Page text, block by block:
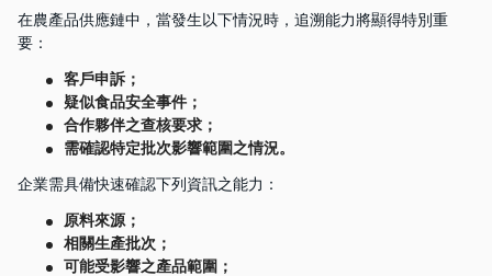
在農產品供應鏈中，當發生以下情況時，追溯能力將顯得特別重
要：
客戶申訴；
疑似食品安全事件；
合作夥伴之查核要求；
需確認特定批次影響範圍之情況。
企業需具備快速確認下列資訊之能力：
原料來源；
相關生產批次；
可能受影響之產品範圍；